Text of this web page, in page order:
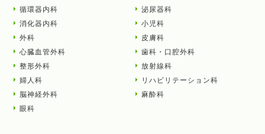
循環器内科
消化器内科
外科
心臓血管外科
整形外科
婦人科
脳神経外科
眼科
泌尿器科
小児科
皮膚科
歯科・口腔外科
放射線科
リハビリテーション科
麻酔科